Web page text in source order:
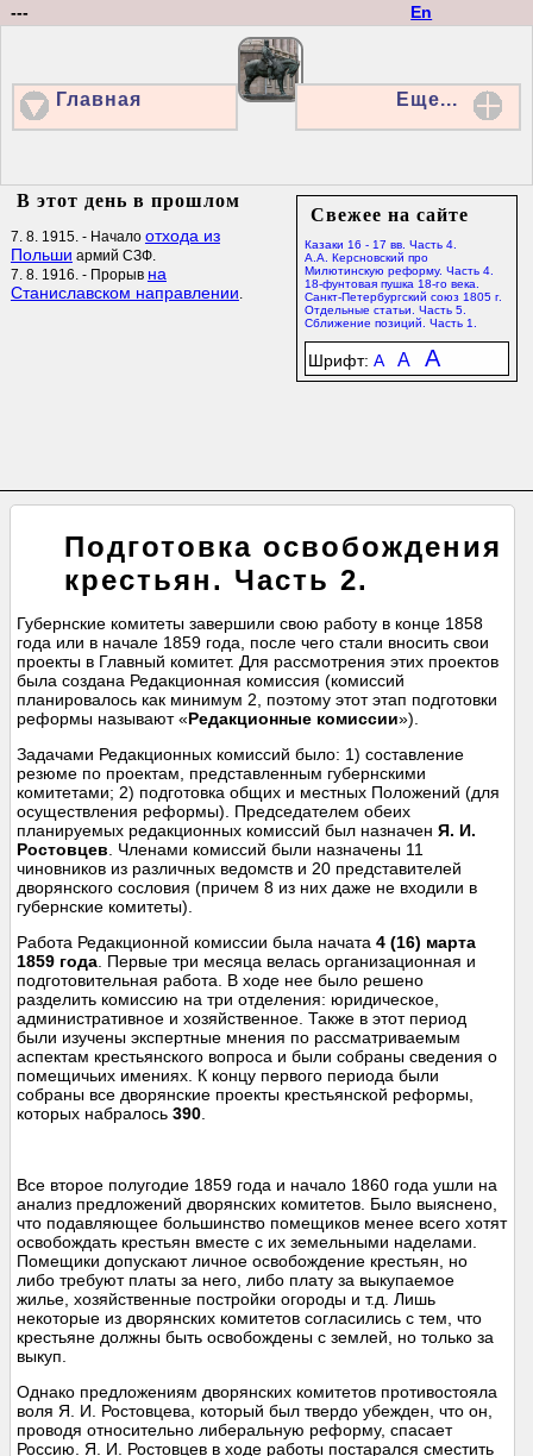
En
---
Главная Еще...
Свежее на сайте
Казаки 16 - 17 вв. Часть 4.
А.А. Керсновский про
Милютинскую реформу. Часть 4.
18-фунтовая пушка 18-го века.
Санкт-Петербургский союз 1805 г.
Отдельные статьи. Часть 5.
Сближение позиций. Часть 1.
Шрифт: A A A
В этот день в прошлом
7. 8. 1915. - Начало отхода из
Польши армий СЗФ.
7. 8. 1916. - Прорыв на
Станиславском направлении.
Подготовка освобождения
крестьян. Часть 2.
Губернские комитеты завершили свою работу в конце 1858
года или в начале 1859 года, после чего стали вносить свои
проекты в Главный комитет. Для рассмотрения этих проектов
была создана Редакционная комиссия (комиссий
планировалось как минимум 2, поэтому этот этап подготовки
реформы называют «Редакционные комиссии»).
Задачами Редакционных комиссий было: 1) составление
резюме по проектам, представленным губернскими
комитетами; 2) подготовка общих и местных Положений (для
осуществления реформы). Председателем обеих
планируемых редакционных комиссий был назначенЯ. И.
Ростовцев . Членами комиссий были назначены 11
чиновников из различных ведомств и 20 представителей
дворянского сословия (причем 8 из них даже не входили в
губернские комитеты).
Работа Редакционной комиссии была начата4 (16) марта
1859 года . Первые три месяца велась организационная и
подготовительная работа. В ходе нее было решено
разделить комиссию на три отделения: юридическое,
административное и хозяйственное. Также в этот период
были изучены экспертные мнения по рассматриваемым
аспектам крестьянского вопроса и были собраны сведения о
помещичьих имениях. К концу первого периода были
собраны все дворянские проекты крестьянской реформы,
которых набралось390
Все второе полугодие 1859 года и начало 1860 года ушли на
анализ предложений дворянских комитетов. Было выяснено,
что подавляющее большинство помещиков менее всего хотят
освобождать крестьян вместе с их земельными наделами.
Помещики допускают личное освобождение крестьян, но
либо требуют платы за него, либо плату за выкупаемое
жилье, хозяйственные постройки огороды и т.д. Лишь
некоторые из дворянских комитетов согласились с тем, что
крестьяне должны быть освобождены с землей, но только за
выкуп.
Однако предложениям дворянских комитетов противостояла
воля Я. И. Ростовцева, который был твердо убежден, что он,
проводя относительно либеральную реформу, спасает
Россию. Я. И. Ростовцев в ходе работы постарался сместить